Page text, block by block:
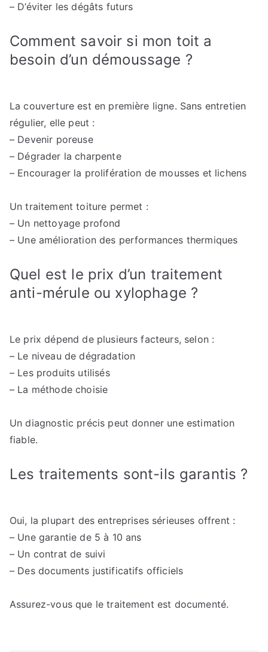
– D’éviter les dégâts futurs
Comment savoir si mon toit a
besoin d’un démoussage ?
La couverture est en première ligne. Sans entretien
régulier, elle peut :
– Devenir poreuse
– Dégrader la charpente
– Encourager la prolifération de mousses et lichens
Un traitement toiture permet :
– Un nettoyage profond
– Une amélioration des performances thermiques
Quel est le prix d’un traitement
anti-mérule ou xylophage ?
Le prix dépend de plusieurs facteurs, selon :
– Le niveau de dégradation
– Les produits utilisés
– La méthode choisie
Un diagnostic précis peut donner une estimation
fiable.
Les traitements sont-ils garantis ?
Oui, la plupart des entreprises sérieuses offrent :
– Une garantie de 5 à 10 ans
– Un contrat de suivi
– Des documents justificatifs officiels
Assurez-vous que le traitement est documenté.